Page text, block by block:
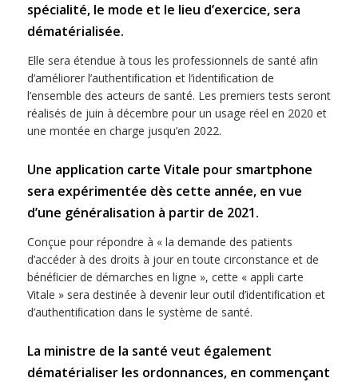
spécialité, le mode et le lieu d’exercice, sera
dématérialisée.
Elle sera étendue à tous les professionnels de santé aﬁn
d’améliorer l’authentiﬁcation et l’identiﬁcation de
l’ensemble des acteurs de santé. Les premiers tests seront
réalisés de juin à décembre pour un usage réel en 2020 et
une montée en charge jusqu’en 2022.
Une application carte Vitale pour smartphone
sera expérimentée dès cette année, en vue
d’une généralisation à partir de 2021.
Conçue pour répondre à « la demande des patients
d’accéder à des droits à jour en toute circonstance et de
bénéﬁcier de démarches en ligne », cette « appli carte
Vitale » sera destinée à devenir leur outil d’identiﬁcation et
d’authentiﬁcation dans le système de santé.
La ministre de la santé veut également
dématérialiser les ordonnances, en commençant